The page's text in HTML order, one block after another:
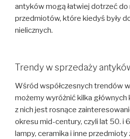
antyków mogą łatwiej dotrzeć do
przedmiotów, które kiedyś były
nielicznych.
Trendy w sprzedaży
Wśród współczesnych trendów
możemy wyróżnić kilka
z nich jest rosnące
okresu mid-century, czyli lat 50. i
lampy, ceramika i inne